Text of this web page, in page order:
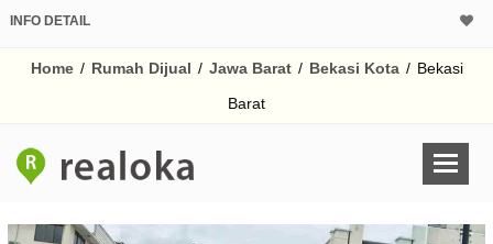
INFO DETAIL
Home / Rumah Dijual / Jawa Barat / Bekasi Kota / Bekasi
Barat
Harga Rp
% /th